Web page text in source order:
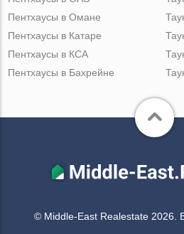
Пентхаусы в Омане
Пентхаусы в Катаре
Пентхаусы в КСА
Пентхаусы в Бахрейне
© Middle-East Realestate 2026.